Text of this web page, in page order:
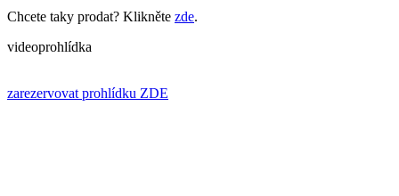
Chcete taky prodat? Klikněte zde.
videoprohlídka
zarezervovat prohlídku ZDE